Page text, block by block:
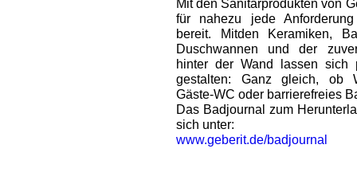
Mit den Sanitärprodukten von
für nahezu jede
bereit. Mitden Keramiken,
Duschwannen und der
hinter der Wand lassen sich
gestalten: Ganz gleich, ob
Gäste-WC oder barrierefreies
Das Badjournal zum
sich unter:
www.geberit.de/badjournal